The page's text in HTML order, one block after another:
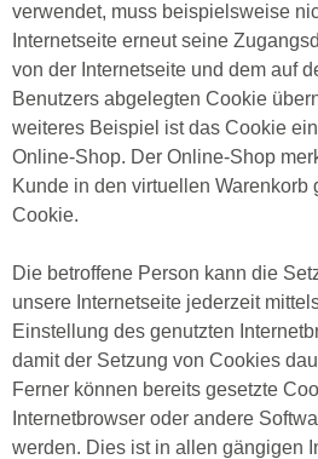
verwendet, muss beispielsweise
Internetseite erneut seine
von der Internetseite und dem auf
Benutzers abgelegten Cookie
weiteres Beispiel ist das Cookie
Online-Shop. Der Online-Shop
Kunde in den virtuellen Warenkorb
Cookie.
Die betroffene Person kann die
unsere Internetseite jederzeit
Einstellung des genutzten
damit der Setzung von Cookies
Ferner können bereits gesetzte
Internetbrowser oder andere
werden. Dies ist in allen gängigen